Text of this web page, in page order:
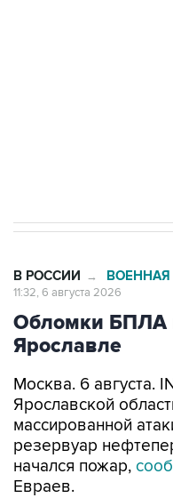
В РОССИИ → ВОЕННАЯ
11:32, 6 августа 2026
Обломки БПЛА
Ярославле
Москва. 6 августа.
Ярославской
массированной
резервуар
начался пожар,
Евраев.